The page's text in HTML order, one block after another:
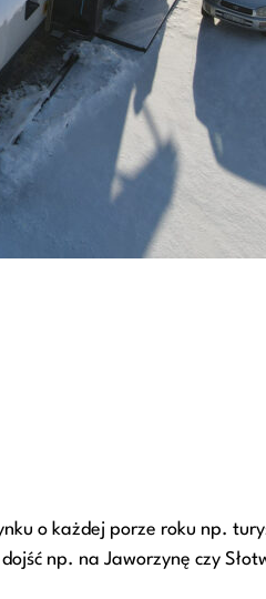
o każdej porze roku np.
np. na Jaworzynę czy